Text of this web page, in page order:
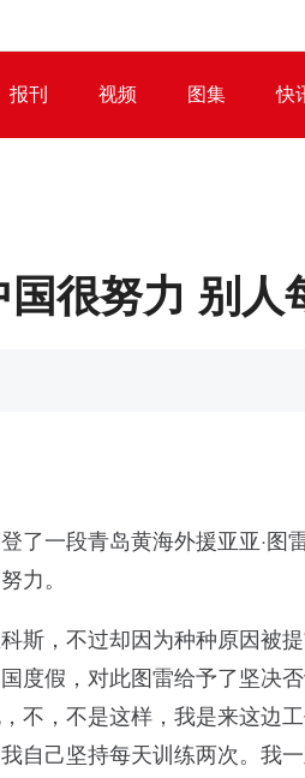
报刊 视频 图集 快
很努力 别
了一段青岛黄海外援亚亚·图
力。
斯，不过却因为种种原因被
度假，对此图雷给予了坚决
不，不是这样，我是来这边
自己坚持每天训练两次。我